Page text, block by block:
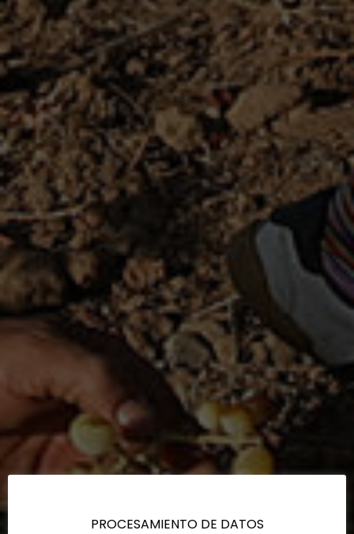
PROCESAMIENTO DE DATOS